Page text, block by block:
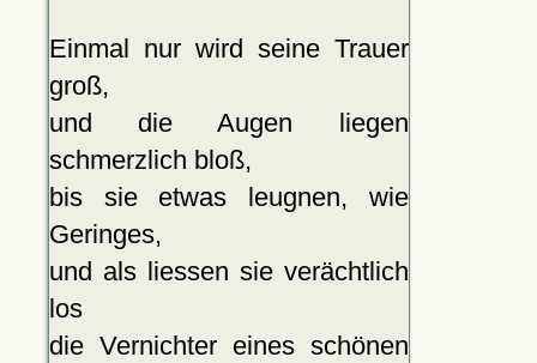
Einmal nur wird seine Trauer
groß,
und die Augen liegen
schmerzlich bloß,
bis sie etwas leugnen, wie
Geringes,
und als liessen sie verächtlich
los
die Vernichter eines schönen